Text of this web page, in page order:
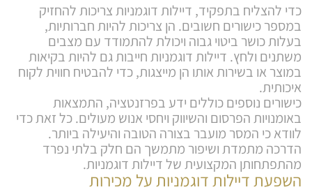
כדי להצליח בתפקיד, דיילות דוגמניות צריכות להחזיק
במספר כישורים חשובים. הן צריכות להיות חברותיות,
בעלות כושר ביטוי גבוה ויכולת להתמודד עם מצבים
משתנים ולחץ. דיילות דוגמניות חייבות גם להיות בקיאות
במוצר או בשירות אותו הן מייצגות, כדי להבטיח חווית לקוח
איכותית.
כישורים נוספים כוללים ידע בפרזנטציה, התמצאות
באומנויות הפרסום והשיווק ויחסי אנוש מעולים. כל זאת כדי
לוודא כי המסר מועבר בצורה הטובה והיעילה ביותר.
הדרכה מתמדת ושיפור מתמשך הם חלק בלתי נפרד
מהתפתחותן המקצועית של דיילות דוגמניות.
השפעת דיילות דוגמניות על מכירות